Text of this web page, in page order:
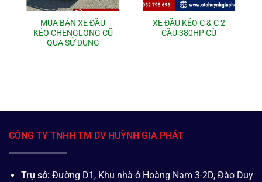
MUA BÁN XE ĐẦU
KÉO CHENGLONG CŨ
QUA SỬ DỤNG
XE ĐẦU KÉO C & C 2
CẦU 380HP CŨ
CÔNG TY TNHH TM DV HUỲNH GIA PHÁT
Trụ sở: Đường D1, Khu nhà ở Hoàng Nam 3-2D, Đào Duy